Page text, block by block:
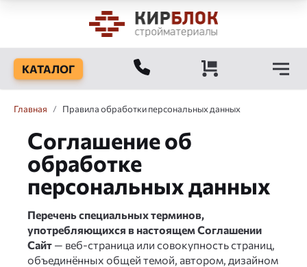
КАТАЛОГ
Главная / Правила обработки персональных данных
Соглашение об
обработке
персональных данных
Перечень специальных терминов,
употребляющихся в настоящем Соглашении
Сайт — веб-страница или совокупность страниц,
объединённых общей темой, автором, дизайном